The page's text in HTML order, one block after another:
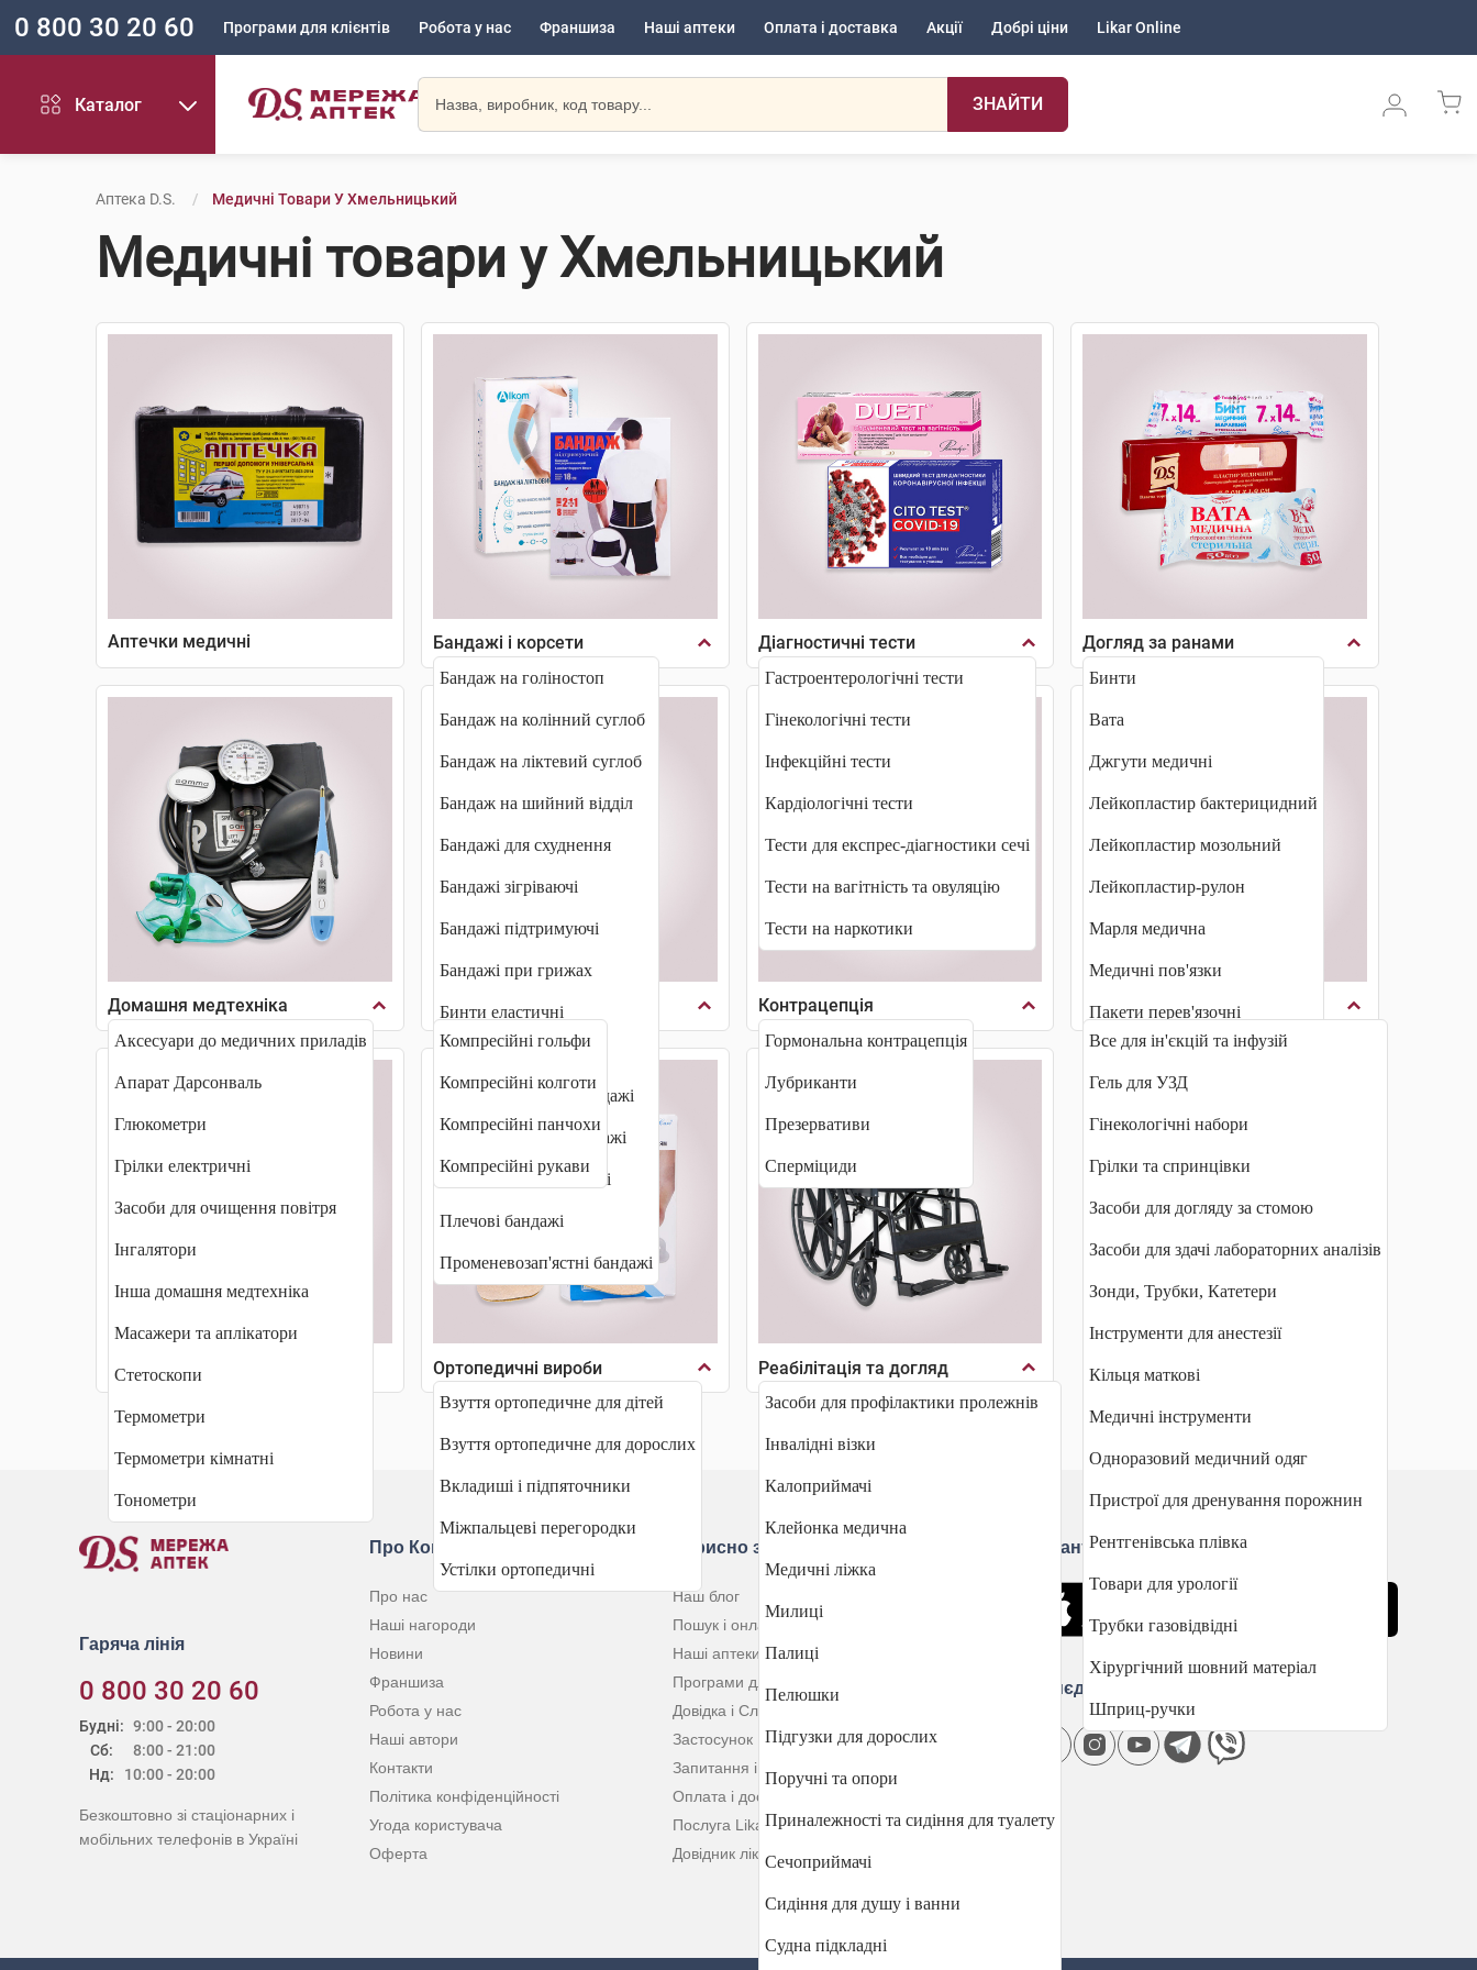
0 800 30 20 60 Програми для клієнтів Робота у нас Франшиза Наші аптеки Оплата і доставка Акції Добрі ціни Likar Online
Каталог ЗНАЙТИ
Аптека D.S. Медичні Товари У Хмельницький
Медичні товари у Хмельницький
Аптечки медичні Бандажі і корсети
Бандаж на голіностоп
Бандаж на колінний суглоб
Бандаж на ліктевий суглоб
Бандаж на шийний відділ
Бандажі для схуднення
Бандажі зігріваючі
Бандажі підтримуючі
Бандажі при грижах
Бинти еластичні
Гіпс пластиковий
Грудні корсети та бандажі
Післяопераційні бандажі
Післяпологові бандажі
Плечові бандажі
Променевозап'ястні бандажі
Діагностичні тести
Гастроентерологічні тести
Гінекологічні тести
Інфекційні тести
Кардіологічні тести
Тести для експрес-діагностики сечі
Тести на вагітність та овуляцію
Тести на наркотики
Догляд за ранами
Бинти
Вата
Джгути медичні
Лейкопластир бактерицидний
Лейкопластир мозольний
Лейкопластир-рулон
Марля медична
Медичні пов'язки
Пакети перев'язочні
Серветки медичні
Домашня медтехніка
Аксесуари до медичних приладів
Апарат Дарсонваль
Глюкометри
Грілки електричні
Засоби для очищення повітря
Інгалятори
Інша домашня медтехніка
Масажери та аплікатори
Стетоскопи
Термометри
Термометри кімнатні
Тонометри
Компресійний трикотаж
Компресійні гольфи
Компресійні колготи
Компресійні панчохи
Компресійні рукави
Контрацепція
Гормональна контрацепція
Лубриканти
Презервативи
Сперміциди
Лікарняний асортимент
Все для ін'єкцій та інфузій
Гель для УЗД
Гінекологічні набори
Грілки та спринцівки
Засоби для догляду за стомою
Засоби для здачі лабораторних аналізів
Зонди, Трубки, Катетери
Інструменти для анестезії
Кільця маткові
Медичні інструменти
Одноразовий медичний одяг
Пристрої для дренування порожнин
Рентгенівська плівка
Товари для урології
Трубки газовідвідні
Хірургічний шовний матеріал
Шприц-ручки
Маски захисні, медичні Ортопедичні вироби
Взуття ортопедичне для дітей
Взуття ортопедичне для дорослих
Вкладиші і підпяточники
Міжпальцеві перегородки
Устілки ортопедичні
Реабілітація та догляд
Засоби для профілактики пролежнів
Інвалідні візки
Калоприймачі
Клейонка медична
Медичні ліжка
Милиці
Палиці
Пелюшки
Підгузки для дорослих
Поручні та опори
Приналежності та сидіння для туалету
Сечоприймачі
Сидіння для душу і ванни
Судна підкладні
Гаряча лінія
0 800 30 20 60
Будні:
Сб:
Нд:
9:00 - 20:00
8:00 - 21:00
10:00 - 20:00
Безкоштовно зі стаціонарних і
мобільних телефонів в Україні
Про Компанію
Про нас
Наші нагороди
Новини
Франшиза
Робота у нас
Наші автори
Контакти
Політика конфіденційності
Угода користувача
Оферта
Корисно знати
Наш блог
Пошук і онлайн-резервування ліків
Наші аптеки
Програми для клієнтів
Довідка і Служба резервування
Застосунок
Запитання і відповіді
Оплата і доставка
Послуга Likar Online
Довідник ліків
Завантажити застосунок
Приєднуйтесь